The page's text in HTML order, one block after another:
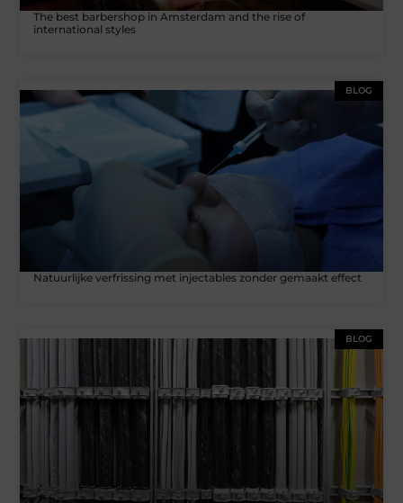
The best barbershop in Amsterdam and the rise of
international styles
BLOG
Natuurlijke verfrissing met injectables zonder gemaakt effect
BLOG